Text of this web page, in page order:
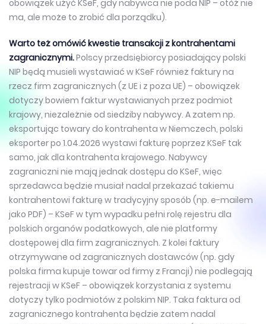
obowiązek użyć KSeF, gdy nabywca nie poda NIP – otóż nie
ma, ale może to zrobić dla porządku).
Warto też omówić kwestie transakcji z kontrahentami
zagranicznymi.Polscy przedsiębiorcy posiadający polski
NIP będą musieli wystawiać w KSeF również faktury na
rzecz firm zagranicznych (z UE i z poza UE) – obowiązek
dotyczy bowiem faktur wystawianych przez podmiot
krajowy, niezależnie od siedziby nabywcy. A zatem np.
eksportując towary do kontrahenta w Niemczech, polski
eksporter po 1.04.2026 wystawi fakturę poprzez KSeF tak
samo, jak dla kontrahenta krajowego. Nabywcy
zagraniczni nie mają jednak dostępu do KSeF, więc
sprzedawca będzie musiał nadal przekazać takiemu
kontrahentowi fakturę w tradycyjny sposób (np. e-mailem
jako PDF) – KSeF w tym wypadku pełni rolę rejestru dla
polskich organów podatkowych, ale nie platformy
dostępowej dla firm zagranicznych. Z kolei faktury
otrzymywane od zagranicznych dostawców (np. gdy
polska firma kupuje towar od firmy z Francji) nie podlegają
rejestracji w KSeF – obowiązek korzystania z systemu
dotyczy tylko podmiotów z polskim NIP. Taka faktura od
zagranicznego kontrahenta będzie zatem nadal